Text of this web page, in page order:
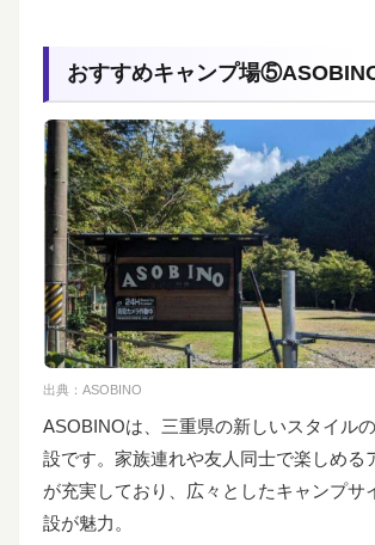
おすすめキャンプ場
出典： ASOBINO
ASOBINOは、三重県の新しいスタイル
設です。家族連れや友人同士で楽しめる
が充実しており、広々としたキャンプサ
設が魅力。